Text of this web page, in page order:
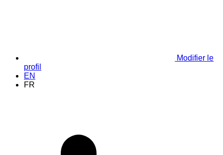
Modifier le
profil
EN
FR